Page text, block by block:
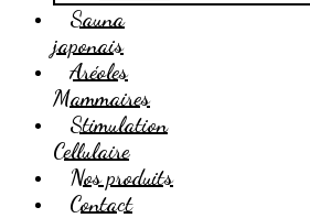
Sauna
japonais
Aréoles
Mammaires
Stimulation
Cellulaire
Nos produits
Contact